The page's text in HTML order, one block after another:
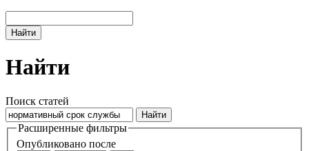
Найти
Найти
Поиск статей
Расширенные фильтры
Опубликовано после